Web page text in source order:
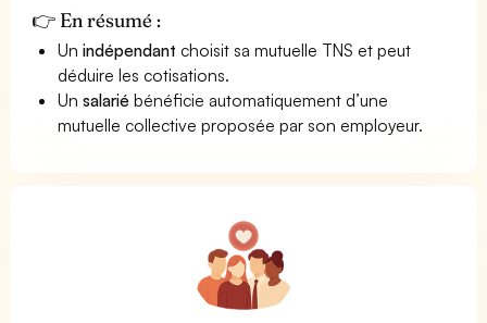
👉 En résumé :
Unindépendant choisit sa mutuelle TNS et peut
déduire les cotisations.
Unsalarié bénéficie automatiquement d’une
mutuelle collective proposée par son employeur.